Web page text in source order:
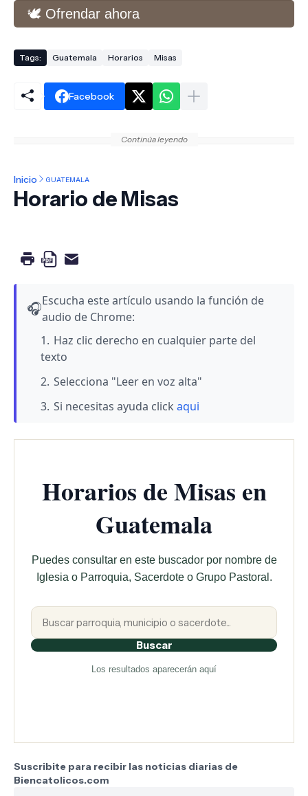
🕊️ Ofrendar ahora
Tags: Guatemala Horarios Misas
Facebook
Continúa leyendo
Inicio GUATEMALA
Horario de Misas
🎧Escucha este artículo usando la función de
audio de Chrome:
Haz clic derecho en cualquier parte del
texto
Selecciona "Leer en voz alta"
Si necesitas ayuda click aqui
Horarios de Misas en
Guatemala
Puedes consultar en este buscador por nombre de
Iglesia o Parroquia, Sacerdote o Grupo Pastoral.
Buscar
Los resultados aparecerán aquí
Suscribite para recibir las noticias diarias de
Biencatolicos.com